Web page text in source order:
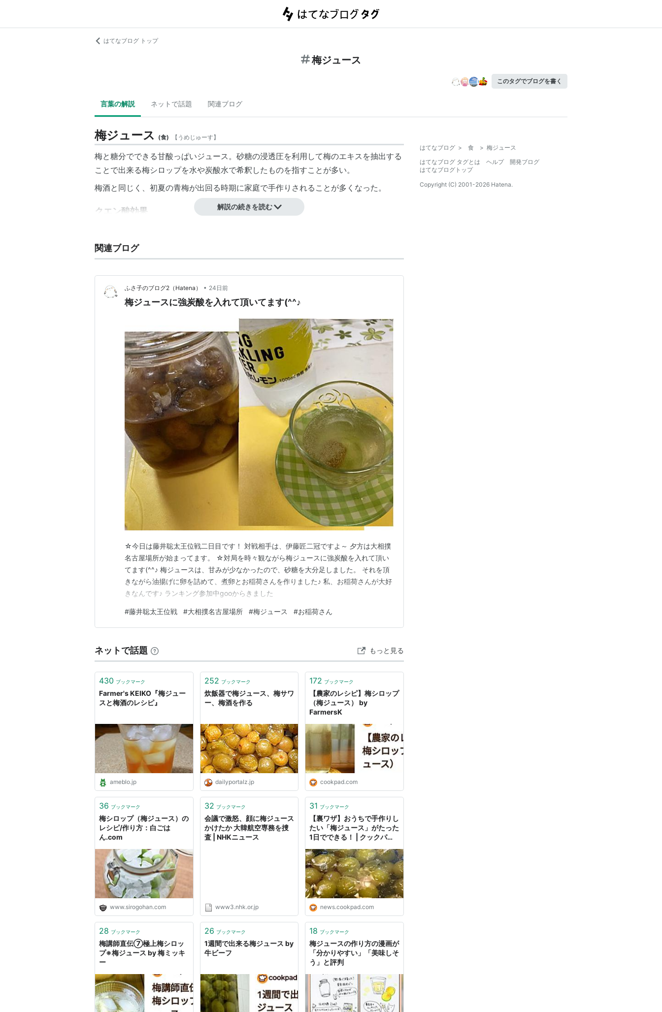
はてなブログ トップ
梅ジュース
このタグでブログを書く
言葉の解説 ネットで話題 関連ブログ
梅ジュース (食) 【 うめじゅーす】
梅と糖分でできる甘酸っぱいジュース。砂糖の浸透圧を利用して梅のエキスを抽出する
ことで出来る梅シロップを水や炭酸水で希釈したものを指すことが多い。
梅酒と同じく、初夏の青梅が出回る時期に家庭で手作りされることが多くなった。
クエン酸効果 解説の続きを読む
関連ブログ
ふさ子のブログ2（Hatena） • 24日前
梅ジュースに強炭酸を入れて頂いてます(^^♪
☆今日は藤井聡太王位戦二日目です！ 対戦相手は、伊藤匠二冠ですよ～ 夕方は大相撲
名古屋場所が始まってます。 ☆対局を時々観ながら梅ジュースに強炭酸を入れて頂い
てます(^^♪ 梅ジュースは、甘みが少なかったので、砂糖を大分足しました。 それを頂
きながら油揚げに卵を詰めて、煮卵とお稲荷さんを作りました♪ 私、お稲荷さんが大好
きなんです♪ ランキング参加中gooからきました
#藤井聡太王位戦 #大相撲名古屋場所 #梅ジュース #お稲荷さん
ネットで話題 もっと見る
430 ブックマーク
Farmer's KEIKO『梅ジュー
スと梅酒のレシピ』
ameblo.jp
252 ブックマーク
炊飯器で梅ジュース、梅サワ
ー、梅酒を作る
dailyportalz.jp
172 ブックマーク
【農家のレシピ】梅シロップ
（梅ジュース） by
FarmersK
cookpad.com
36 ブックマーク
梅シロップ（梅ジュース）の
レシピ/作り方：白ごは
ん.com
www.sirogohan.com
32 ブックマーク
会議で激怒、顔に梅ジュース
かけたか 大韓航空専務を捜
査 | NHKニュース
www3.nhk.or.jp
31 ブックマーク
【裏ワザ】おうちで手作りし
たい「梅ジュース」がたった
1日でできる！ | クックパッ
news.cookpad.com
28 ブックマーク
梅講師直伝⑦極上梅シロッ
プ※梅ジュース by 梅ミッキ
ー
26 ブックマーク
1週間で出来る梅ジュース by
牛ビーフ
18 ブックマーク
梅ジュースの作り方の漫画が
「分かりやすい」「美味しそ
う」と評判
はてなブログ > 食 > 梅ジュース
はてなブログ タグとは
ヘルプ
開発ブログ
はてなブログトップ
Copyright (C) 2001-2026 Hatena.